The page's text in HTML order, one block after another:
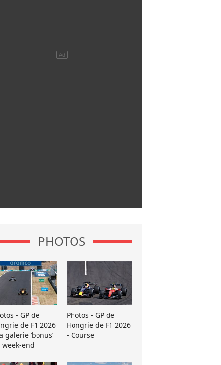
PHOTOS
- GP de
de F1 2026
galerie ’bonus’
week-end
Photos - GP de
Hongrie de F1 2026
- Course